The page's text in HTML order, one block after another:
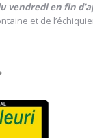
vendredi en fin
et de